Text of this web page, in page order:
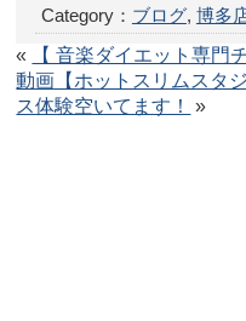
Category： ブログ, 博多
«
【 音楽ダイエット専門
動画【ホットスリムスタ
ス体験空いてます！
»